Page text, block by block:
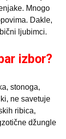
Mnogo
Dakle,
ljubimci.
izbor?
stonoga,
ne savetuje
ribica,
džungle